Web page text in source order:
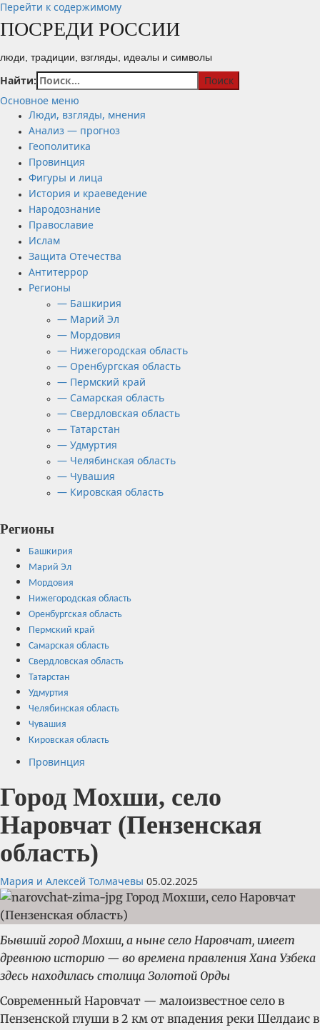
Перейти к содержимому
ПОСРЕДИ РОССИИ
люди, традиции, взгляды, идеалы и символы
Найти:
Основное меню
Люди, взгляды, мнения
Анализ — прогноз
Геополитика
Провинция
Фигуры и лица
История и краеведение
Народознание
Православие
Ислам
Защита Отечества
Антитеррор
Регионы
— Башкирия
— Марий Эл
— Мордовия
— Нижегородская область
— Оренбургская область
— Пермский край
— Самарская область
— Свердловская область
— Татарстан
— Удмуртия
— Челябинская область
— Чувашия
— Кировская область
Регионы
Башкирия
Марий Эл
Мордовия
Нижегородская область
Оренбургская область
Пермский край
Самарская область
Свердловская область
Татарстан
Удмуртия
Челябинская область
Чувашия
Кировская область
Провинция
Город Мохши, село
Наровчат (Пензенская
область)
Мария и Алексей Толмачевы 05.02.2025
Бывший город Мохши, а ныне село Наровчат, имеет
древнюю историю — во времена правления Хана Узбека
здесь находилась столица Золотой Орды
Современный Наровчат — малоизвестное село в
Пензенской глуши в 2 км от впадения реки Шелдаис в